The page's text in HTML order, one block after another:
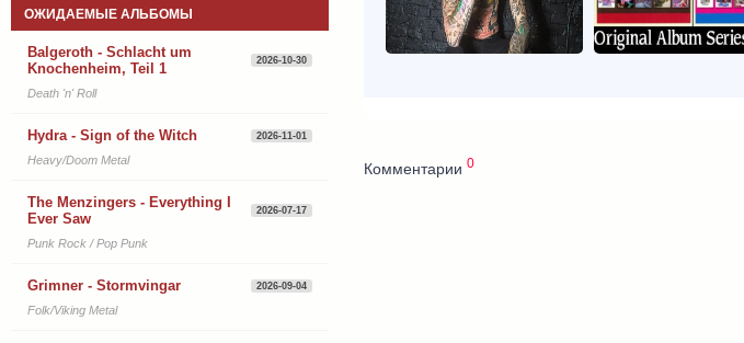
Комментарии 0
ОЖИДАЕМЫЕ АЛЬБОМЫ
Balgeroth - Schlacht um
Knochenheim, Teil 1
2026-10-30
Death 'n' Roll
Hydra - Sign of the Witch 2026-11-01
Heavy/Doom Metal
The Menzingers - Everything I
Ever Saw
2026-07-17
Punk Rock / Pop Punk
Grimner - Stormvingar 2026-09-04
Folk/Viking Metal